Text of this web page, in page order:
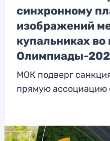
синхронному
изображений
купальниках во
Олимпиады-
МОК подверг
прямую ассоциацию